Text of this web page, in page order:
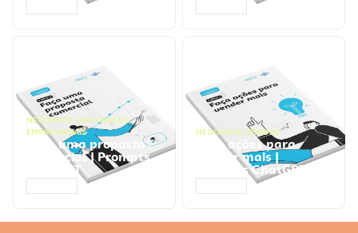
NEGÓCIOS, PROCESSOS
EMPRESARIAIS
Faça uma proposta
comercial | Prompts
ChatGPT
NEGÓCIOS, VENDAS
Faça ações para
vender mais |
Prompts ChatGPT